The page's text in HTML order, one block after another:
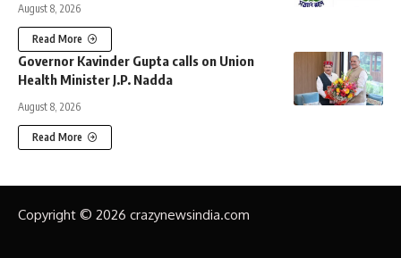
August 8, 2026
Read More
Governor Kavinder Gupta calls on Union
Health Minister J.P. Nadda
August 8, 2026
Read More
Copyright © 2026 crazynewsindia.com